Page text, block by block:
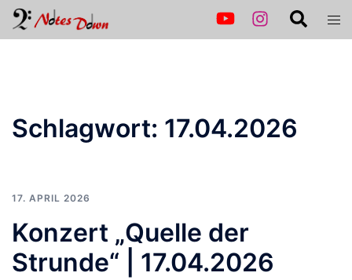
Zum
Inhalt
Suche
Schlagwort: 17.04.2026
17. APRIL 2026
Konzert „Quelle der
Strunde“ | 17.04.2026